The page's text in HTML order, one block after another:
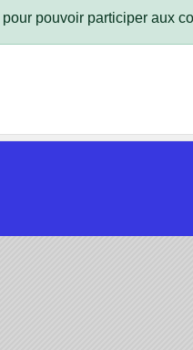
pour pouvoir participer aux